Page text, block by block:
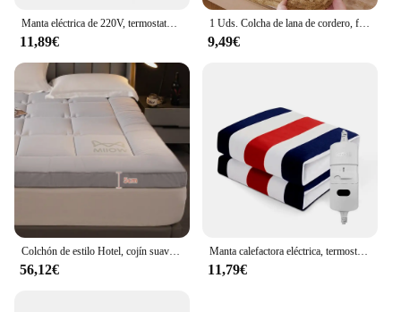
Manta eléctrica de 220V, termostato automático más grueso, manta calefactora eléctrica, calentador corporal, colchón térmico para habitación, manta calefactable
11,89€
1 Uds. Colcha de lana de cordero, funda de colchón suave y cómoda, ropa de cama, colcha a prueba de polvo, protector de colchón cálido para otoño e invierno
9,49€
Colchón de estilo Hotel, cojín suave para el hogar, dormitorio, Tatami, colchón grueso, almohadilla para dormir, colchón individual doble, Vrzone, 1 ud.
56,12€
Manta calefactora eléctrica, termostato automático, calentador de doble cuerpo, colchón de cama, enchufe europeo, alfombras eléctricas calentadas de 220V
11,79€